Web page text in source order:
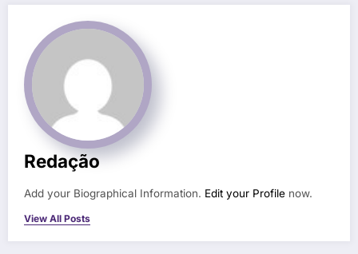
Redação
Add your Biographical Information. Edit your Profile now.
View All Posts